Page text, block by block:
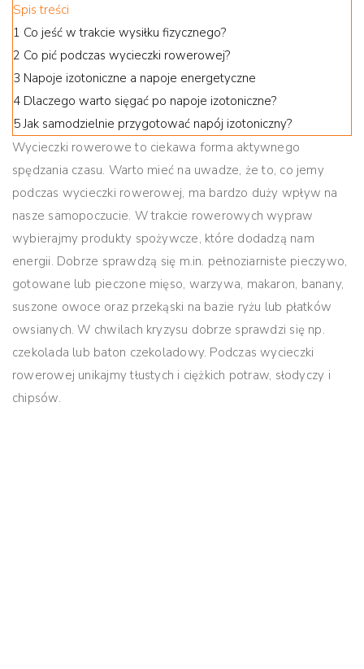
Spis treści
1 Co jeść w trakcie wysiłku fizycznego?
2 Co pić podczas wycieczki rowerowej?
3 Napoje izotoniczne a napoje energetyczne
4 Dlaczego warto sięgać po napoje izotoniczne?
5 Jak samodzielnie przygotować napój izotoniczny?
Wycieczki rowerowe to ciekawa forma aktywnego
spędzania czasu. Warto mieć na uwadze, że to, co jemy
podczas wycieczki rowerowej, ma bardzo duży wpływ na
nasze samopoczucie. W trakcie rowerowych wypraw
wybierajmy produkty spożywcze, które dodadzą nam
energii. Dobrze sprawdzą się m.in. pełnoziarniste pieczywo,
gotowane lub pieczone mięso, warzywa, makaron, banany,
suszone owoce oraz przekąski na bazie ryżu lub płatków
owsianych. W chwilach kryzysu dobrze sprawdzi się np.
czekolada lub baton czekoladowy. Podczas wycieczki
rowerowej unikajmy tłustych i ciężkich potraw, słodyczy i
chipsów.